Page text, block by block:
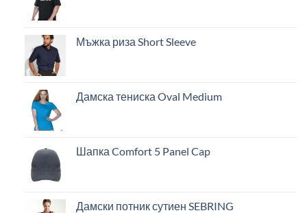
Мъжка риза Short Sleeve
Дамска тениска Oval Medium
Шапка Comfort 5 Panel Cap
Дамски потник сутиен SEBRING